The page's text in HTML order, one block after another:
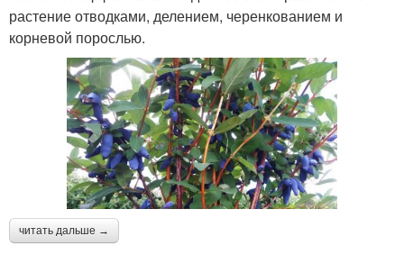
растение отводками, делением, черенкованием и
корневой порослью.
читать дальше →